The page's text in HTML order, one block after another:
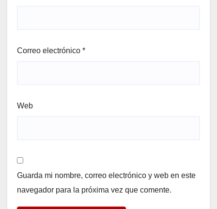
Correo electrónico *
Web
Guarda mi nombre, correo electrónico y web en este
navegador para la próxima vez que comente.